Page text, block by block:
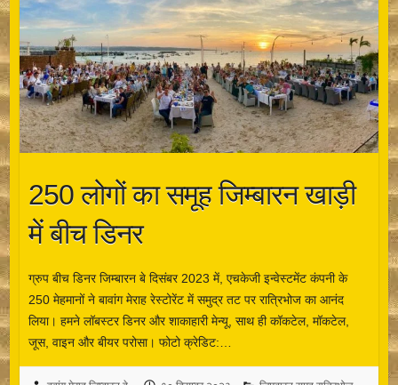
250 लोगों का समूह जिम्बारन खाड़ी
में बीच डिनर
ग्रुप बीच डिनर जिम्बारन बे दिसंबर 2023 में, एचकेजी इन्वेस्टमेंट कंपनी के
250 मेहमानों ने बावांग मेराह रेस्टोरेंट में समुद्र तट पर रात्रिभोज का आनंद
लिया। हमने लॉबस्टर डिनर और शाकाहारी मेन्यू, साथ ही कॉकटेल, मॉकटेल,
जूस, वाइन और बीयर परोसा। फोटो क्रेडिट:…